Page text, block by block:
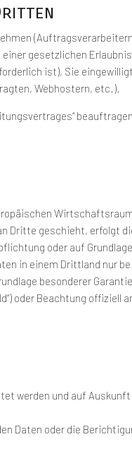
gesetzlichen
ist), Sie
Webhostern, etc.).
Dritte geschieht, erfolgt
oder auf
in einem Drittland nur
besonderer
oder Beachtung offiziell
werden und auf
Daten oder die